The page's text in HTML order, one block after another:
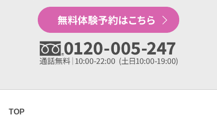
TOP